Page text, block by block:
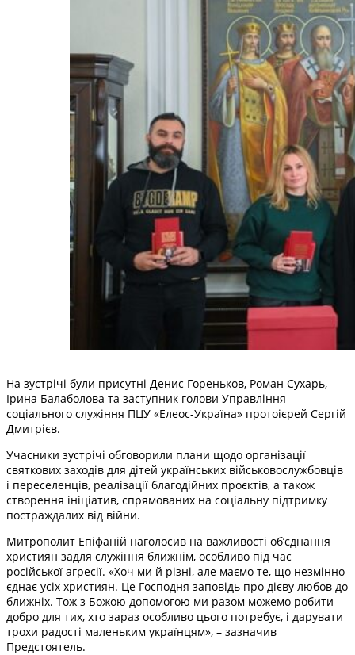
На зустрічі були присутні Денис Гореньков, Роман Сухарь,
Ірина Балаболова та заступник голови Управління
соціального служіння ПЦУ «Елеос-Україна» протоієрей Сергій
Дмитрієв.
Учасники зустрічі обговорили плани щодо організації
святкових заходів для дітей українських військовослужбовців
і переселенців, реалізації благодійних проєктів, а також
створення ініціатив, спрямованих на соціальну підтримку
постраждалих від війни.
Митрополит Епіфаній наголосив на важливості об’єднання
християн задля служіння ближнім, особливо під час
російської агресії. «Хоч ми й різні, але маємо те, що незмінно
єднає усіх християн. Це Господня заповідь про дієву любов до
ближніх. Тож з Божою допомогою ми разом можемо робити
добро для тих, хто зараз особливо цього потребує, і дарувати
трохи радості маленьким українцям», – зазначив
Предстоятель.